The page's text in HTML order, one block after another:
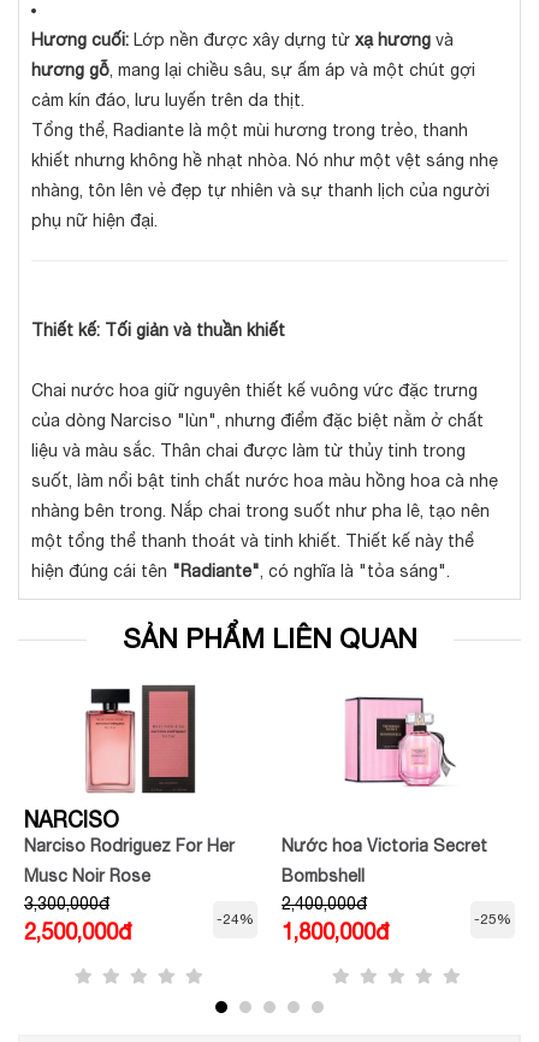
Hương cuối: Lớp nền được xây dựng từ xạ hương và
hương gỗ, mang lại chiều sâu, sự ấm áp và một chút gợi
cảm kín đáo, lưu luyến trên da thịt.
Tổng thể, Radiante là một mùi hương trong trẻo, thanh
khiết nhưng không hề nhạt nhòa. Nó như một vệt sáng nhẹ
nhàng, tôn lên vẻ đẹp tự nhiên và sự thanh lịch của người
phụ nữ hiện đại.
Thiết kế: Tối giản và thuần khiết
Chai nước hoa giữ nguyên thiết kế vuông vức đặc trưng
của dòng Narciso "lùn", nhưng điểm đặc biệt nằm ở chất
liệu và màu sắc. Thân chai được làm từ thủy tinh trong
suốt, làm nổi bật tinh chất nước hoa màu hồng hoa cà nhẹ
nhàng bên trong. Nắp chai trong suốt như pha lê, tạo nên
một tổng thể thanh thoát và tinh khiết. Thiết kế này thể
hiện đúng cái tên "Radiante", có nghĩa là "tỏa sáng".
SẢN PHẨM LIÊN QUAN
NARCISO
Narciso Rodriguez For Her
Musc Noir Rose
3,300,000đ
2,500,000đ
-24%
Nước hoa Victoria Secret
Bombshell
2,400,000đ
1,800,000đ
-25%